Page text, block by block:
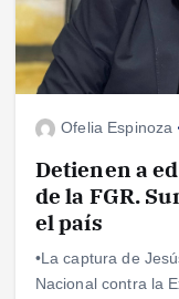
Ofelia Espinoza
Detienen a
de la FGR.
el país
•La captura de
Nacional contra la